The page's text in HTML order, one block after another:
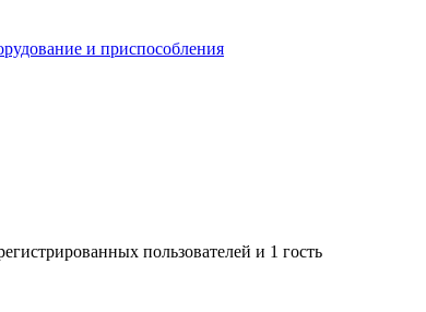
и приспособления
пользователей и 1 гость